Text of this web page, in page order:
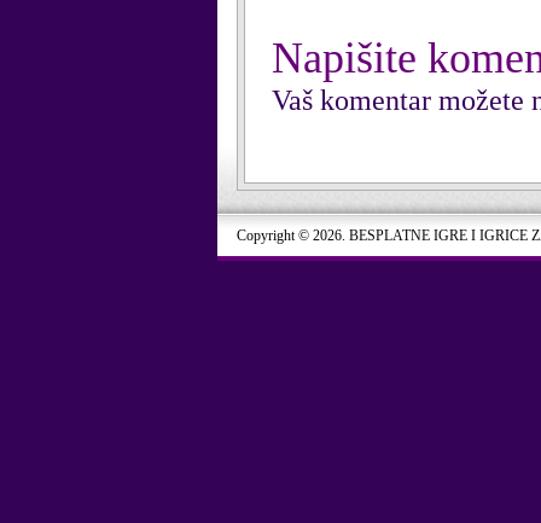
Napišite
Vaš komentar možete
Copyright © 2026. BESPLATNE IGRE I IGRICE